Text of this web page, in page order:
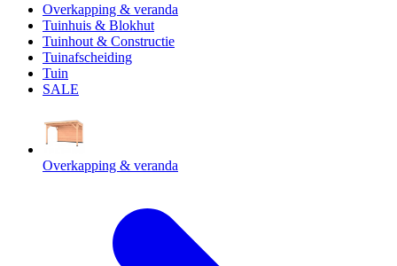
Overkapping & veranda
Tuinhuis & Blokhut
Tuinhout & Constructie
Tuinafscheiding
Tuin
SALE
Overkapping & veranda